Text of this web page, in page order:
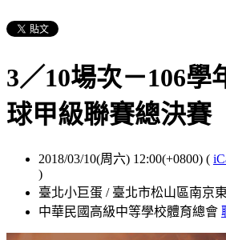
3／10場次－106學
球甲級聯賽總決賽
2018/03/10(周六) 12:00(+0800) (
)
臺北小巨蛋 / 臺北市松山區南京
中華民國高級中等學校體育總會